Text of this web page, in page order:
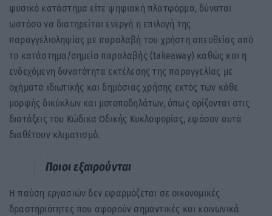
φυσικό κατάστημα είτε ψηφιακή πλατφόρμα, δύναται
ωστόσο να διατηρείται ενεργή η επιλογή της
παραγγελιοληψίας με παραλαβή του χρήστη απευθείας από
το κατάστημα/σημείο παραλαβής (takeaway) καθώς και η
ενδεχόμενη δυνατότητα εκτέλεσης της παραγγελίας με
οχήματα ιδιωτικής και δημόσιας χρήσης εκτός των κάθε
μορφής δικύκλων και μοτοποδηλάτων, όπως ορίζονται στις
διατάξεις του Κώδικα Οδικής Κυκλοφορίας, εφόσον αυτά
διαθέτουν κλιματισμό.
Ποιοι εξαιρούνται
Η παύση εργασιών δεν εφαρμόζεται σε οικονομικές
δραστηριότητες που αφορούν σημαντικές και κοινωνικά